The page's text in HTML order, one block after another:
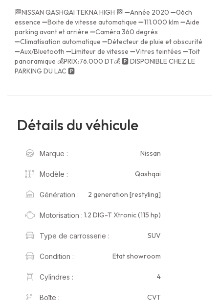
🏁NISSAN QASHQAI TEKNA HIGH 🏁 ➖Année 2020 ➖06ch
essence ➖Boite de vitesse automatique ➖111.000 klm ➖Aide
parking avant et arrière ➖Caméra 360 degrés
➖Climatisation automatique ➖Détecteur de pluie et obscurité
➖Aux/Bluetooth ➖Limiteur de vitesse ➖Vitres teintées ➖Toit
panoramique 💰PRIX:76.000 DT💰 🅿 DISPONIBLE CHEZ LE
PARKING DU LAC 🅿
Détails du véhicule
Marque : Nissan
Modèle : Qashqai
Génération : 2 generation [restyling]
Motorisation :1.2 DIG-T Xtronic (115 hp)
Type de carrosserie : SUV
Condition : Etat showroom
Cylindres : 4
Boîte : CVT